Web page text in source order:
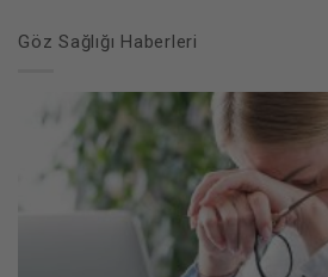
Göz Sağlığı Haberleri